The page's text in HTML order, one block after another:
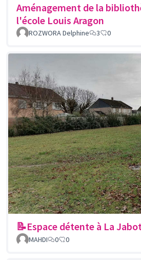
Aménagement de la
l'école Louis Aragon
ROZWORA Delphine 3 0
📝Espace détente à La
MAHDI
0 0